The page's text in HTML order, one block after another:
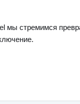
мы стремимся